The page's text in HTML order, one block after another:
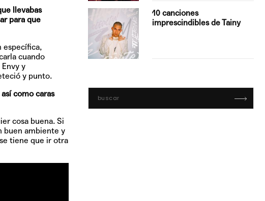
llevabas
para que
específica,
cuando
y
y punto.
como caras
cosa buena. Si
buen ambiente y
tiene que ir otra
con Boza
'Bucle', el…
10 canciones
imprescindibles de Tainy